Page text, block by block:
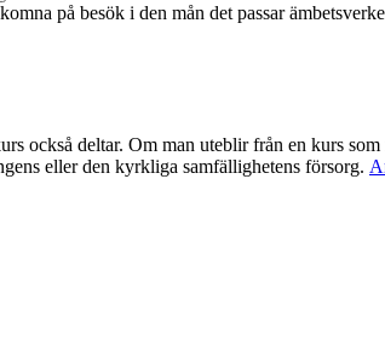
på besök i den mån det passar
också deltar. Om man uteblir från en kurs
eller den kyrkliga samfällighetens försorg.